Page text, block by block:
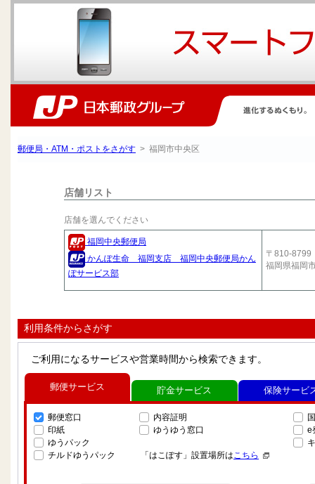
郵便局・ATM・ポストをさがす > 福岡市中央区
店舗リスト
店舗を選んでください
福岡中央郵便局
かんぽ生命 福岡支店 福岡中央郵便局かん
ぽサービス部
〒810-8799
福岡県福岡
利用条件からさがす
ご利用になるサービスや営業時間から検索できます。
郵便サービス
郵便窓口
印紙
ゆうパック
チルドゆうパック
内容証明
ゆうゆう窓口
「はこぽす」設置場所はこちら
e
貯金サービス 保険サービ